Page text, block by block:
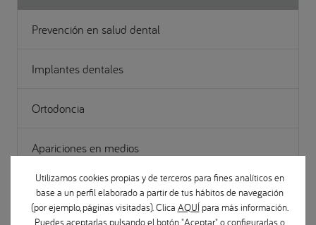
Prevención en salud dental
Implantes dentales
Ortodoncia
Apariciones en medios
Cirugía Maxilofacial
Utilizamos cookies propias y de terceros para fines analíticos en
base a un perfil elaborado a partir de tus hábitos de navegación
(por ejemplo, páginas visitadas). Clica AQUÍpara más información.
Puedes aceptarlas pulsando el botón "Aceptar" o configurarlas o